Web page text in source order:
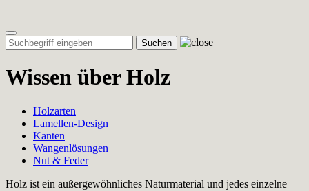
Toggle
navigation
Wissen über Holz
Holzarten
Lamellen-Design
Kanten
Wangenlösungen
Nut & Feder
Holz ist ein außergewöhnliches Naturmaterial und jedes einzelne